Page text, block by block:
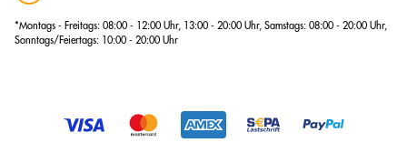
*Montags - Freitags: 08:00 - 12:00 Uhr, 13:00 - 20:00 Uhr, Samstags: 08:00 - 20:00 Uhr,
Sonntags/Feiertags: 10:00 - 20:00 Uhr